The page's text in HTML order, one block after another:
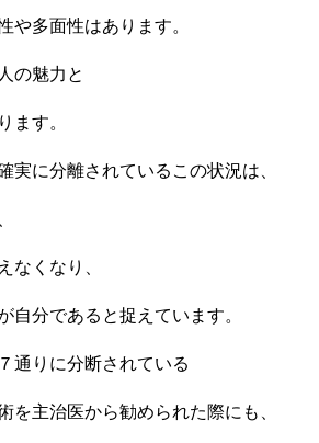
や多面性はあります。
の魅力と
ます。
実に分離されているこの状況は、
なくなり、
自分であると捉えています。
通りに分断されている
を主治医から勧められた際にも、